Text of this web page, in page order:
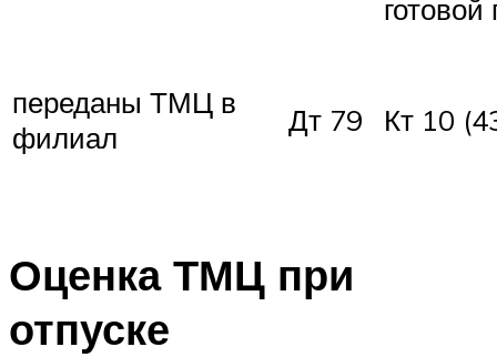
переданы ТМЦ в
филиал
Дт 79 Кт 10
Оценка ТМЦ при
отпуске